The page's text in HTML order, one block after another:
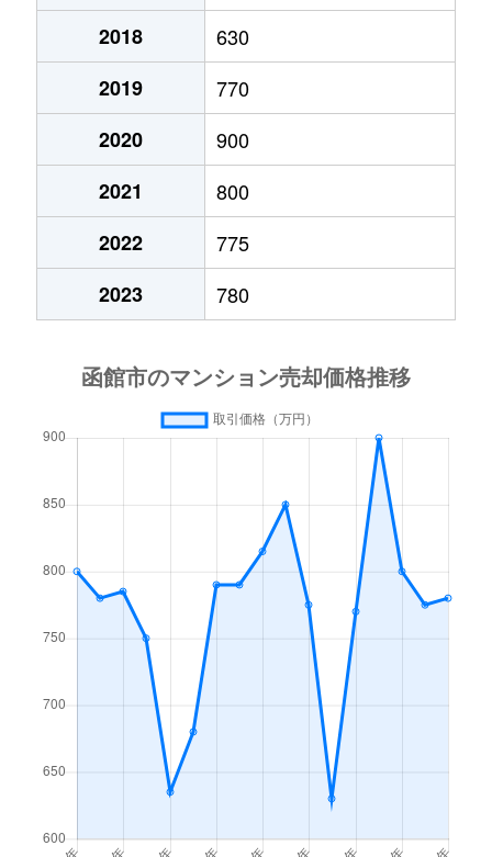
430万円
宮前町
170万円
宮前町
180万円
2,200万円
梁川町
2,200万円
梁川町
2,300万円
五稜郭公園前
3,500万円 函館
湯川町
函館
湯川町
函館
1,700万円 湯の川
530万円 湯の川
520万円 湯の川
湯川町
1,300万円
湯川町
790万円 湯の川 徒歩6
2018
630
2019
770
2020
900
2021
800
2022
775
2023
780